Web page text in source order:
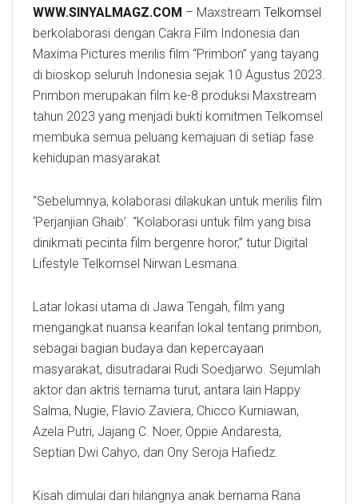
WWW.SINYALMAGZ.COM – Maxstream Telkomsel
berkolaborasi dengan Cakra Film Indonesia dan
Maxima Pictures merilis film “Primbon” yang tayang
di bioskop seluruh Indonesia sejak 10 Agustus 2023.
Primbon merupakan film ke-8 produksi Maxstream
tahun 2023 yang menjadi bukti komitmen Telkomsel
membuka semua peluang kemajuan di setiap fase
kehidupan masyarakat
“Sebelumnya, kolaborasi dilakukan untuk merilis film
‘Perjanjian Ghaib’. “Kolaborasi untuk film yang bisa
dinikmati pecinta film bergenre horor,” tutur Digital
Lifestyle Telkomsel Nirwan Lesmana.
Latar lokasi utama di Jawa Tengah, film yang
mengangkat nuansa kearifan lokal tentang primbon,
sebagai bagian budaya dan kepercayaan
masyarakat, disutradarai Rudi Soedjarwo. Sejumlah
aktor dan aktris ternama turut, antara lain Happy
Salma, Nugie, Flavio Zaviera, Chicco Kurniawan,
Azela Putri, Jajang C. Noer, Oppie Andaresta,
Septian Dwi Cahyo, dan Ony Seroja Hafiedz.
Kisah dimulai dari hilangnya anak bernama Rana